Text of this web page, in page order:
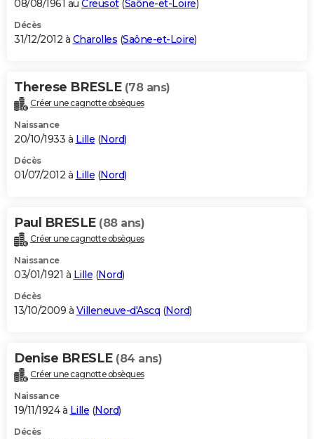
08/08/1961 au Creusot(Saône-et-Loire)
Décès
31/12/2012 à Charolles (Saône-et-Loire)
Therese BRESLE (78 ans)
Créer une cagnotte obsèques
Naissance
20/10/1933 à Lille (Nord)
Décès
01/07/2012 à Lille (Nord)
Paul BRESLE (88 ans)
Créer une cagnotte obsèques
Naissance
03/01/1921 à Lille (Nord)
Décès
13/10/2009 à Villeneuve-d'Ascq (Nord)
Denise BRESLE (84 ans)
Créer une cagnotte obsèques
Naissance
19/11/1924 à Lille (Nord)
Décès